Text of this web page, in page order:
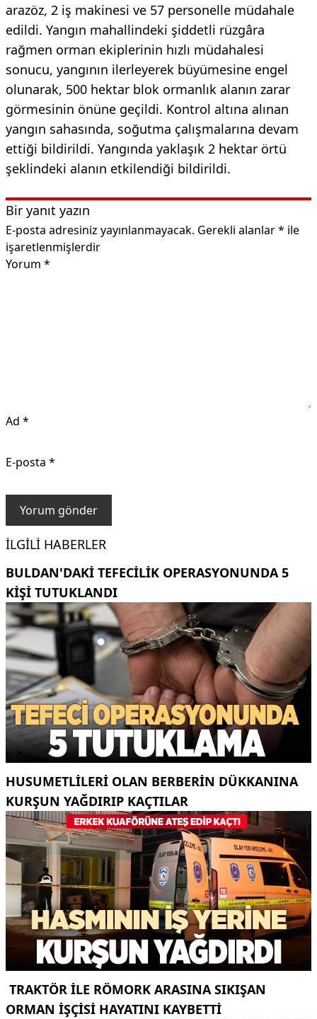
arazöz, 2 iş makinesi ve 57 personelle müdahale
edildi. Yangın mahallindeki şiddetli rüzgâra
rağmen orman ekiplerinin hızlı müdahalesi
sonucu, yangının ilerleyerek büyümesine engel
olunarak, 500 hektar blok ormanlık alanın zarar
görmesinin önüne geçildi. Kontrol altına alınan
yangın sahasında, soğutma çalışmalarına devam
ettiği bildirildi. Yangında yaklaşık 2 hektar örtü
şeklindeki alanın etkilendiği bildirildi.
Bir yanıt yazın
E-posta adresiniz yayınlanmayacak. Gerekli alanlar* ile
işaretlenmişlerdir
Yorum *
Ad *
E-posta *
İLGILI HABERLER
BULDAN'DAKI TEFECILIK OPERASYONUNDA 5
KIŞI TUTUKLANDI
HUSUMETLILERI OLAN BERBERIN DÜKKANINA
KURŞUN YAĞDIRIP KAÇTILAR
TRAKTÖR ILE RÖMORK ARASINA SIKIŞAN
ORMAN IŞÇISI HAYATINI KAYBETTI